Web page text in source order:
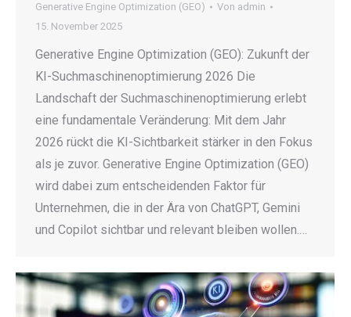
Generative Engine Optimization (GEO) Von admin
15. November 2025
Generative Engine Optimization (GEO): Zukunft der
KI-Suchmaschinenoptimierung 2026 Die
Landschaft der Suchmaschinenoptimierung erlebt
eine fundamentale Veränderung: Mit dem Jahr
2026 rückt die KI-Sichtbarkeit stärker in den Fokus
als je zuvor. Generative Engine Optimization (GEO)
wird dabei zum entscheidenden Faktor für
Unternehmen, die in der Ära von ChatGPT, Gemini
und Copilot sichtbar und relevant bleiben wollen.…